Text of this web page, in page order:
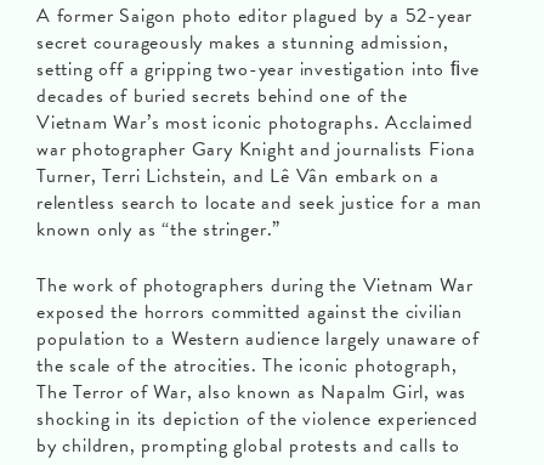
A former Saigon photo editor plagued by a 52-year
secret courageously makes a stunning admission,
setting off a gripping two-year investigation into ﬁve
decades of buried secrets behind one of the
Vietnam War’s most iconic photographs. Acclaimed
war photographer Gary Knight and journalists Fiona
Turner, Terri Lichstein, and Lê Vân embark on a
relentless search to locate and seek justice for a man
known only as “the stringer.”
The work of photographers during the Vietnam War
exposed the horrors committed against the civilian
population to a Western audience largely unaware of
the scale of the atrocities. The iconic photograph,
The Terror of War, also known as Napalm Girl, was
shocking in its depiction of the violence experienced
by children, prompting global protests and calls to